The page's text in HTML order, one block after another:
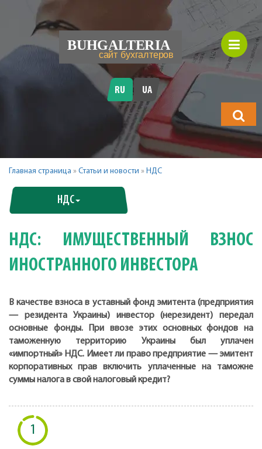
будете
искать?
RU UA
Главная страница » Статьи и новости » НДС
НДС
НДС: ИМУЩЕСТВЕННЫЙ ВЗНОС
ИНОСТРАННОГО ИНВЕСТОРА
В качестве взноса в уставный фонд эмитента (предприятия
— резидента Украины) инвестор (нерезидент) передал
основные фонды. При ввозе этих основных фондов на
таможенную территорию Украины был уплачен
«импортный» НДС. Имеет ли право предприятие — эмитент
корпоративных прав включить уплаченные на таможне
суммы налога в свой налоговый кредит?
1